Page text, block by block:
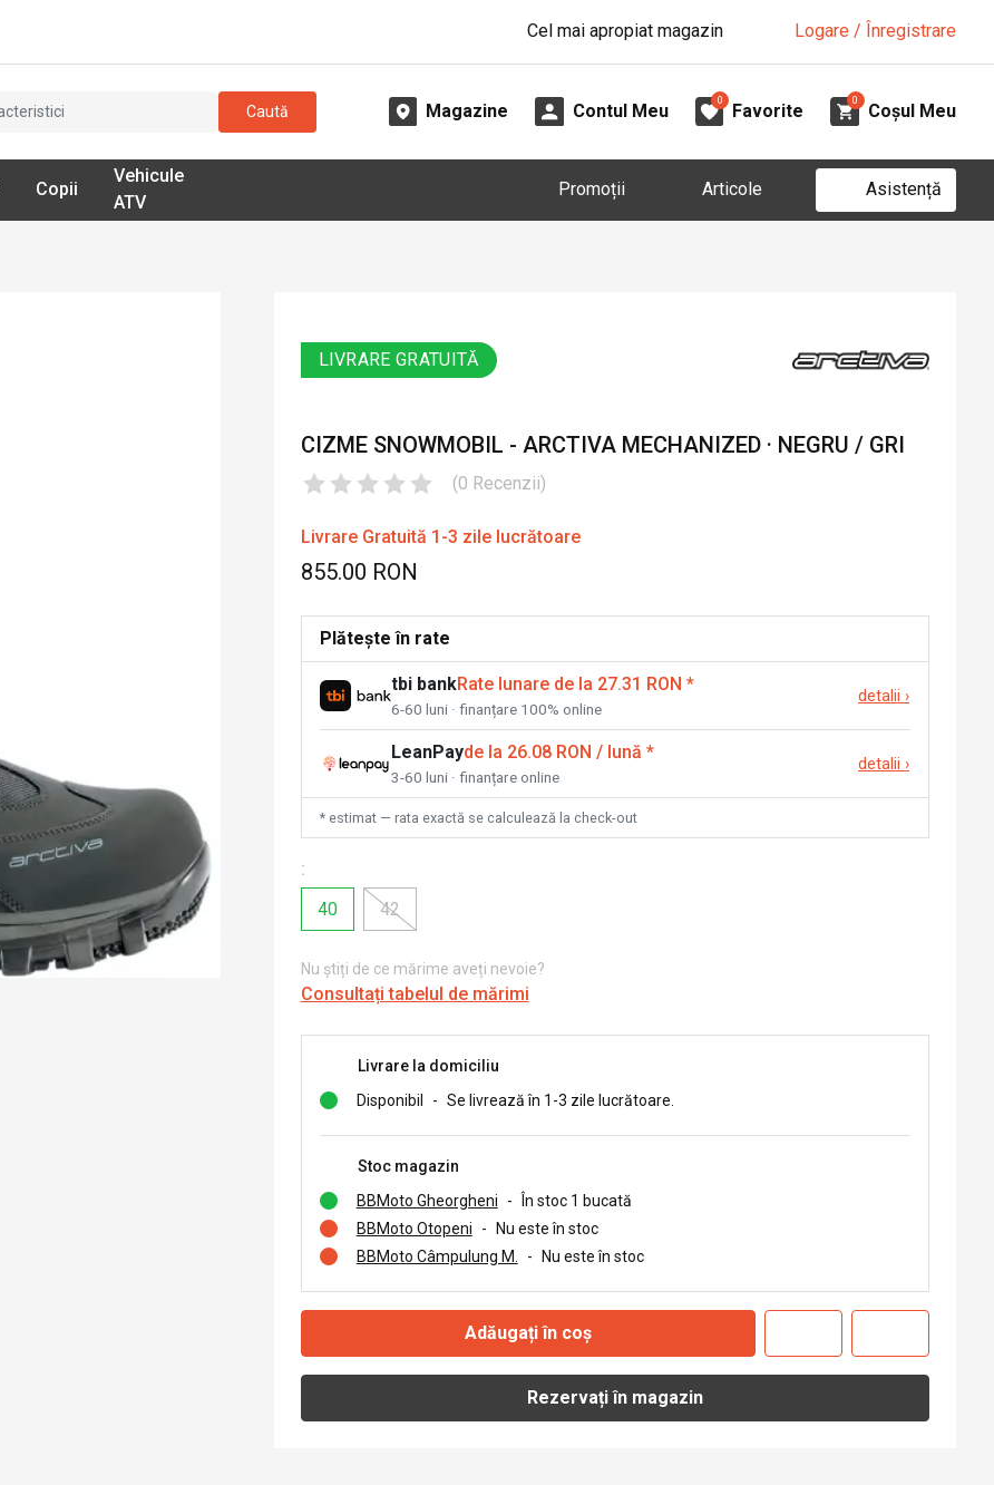
Cel mai apropiat magazin Logare / Înregistrare
Caută Magazine Contul Meu
0
Favorite
0
Coșul Meu
Copii
Vehicule
ATV
Promoții Articole Asistență
LIVRARE GRATUITĂ
CIZME SNOWMOBIL - ARCTIVA MECHANIZED · NEGRU / GRI
(0 Recenzii)
Livrare Gratuită 1-3 zile lucrătoare
855.00 RON
Plătește în rate
tbi bankRate lunare de la 27.31 RON *
6-60 luni · finanțare 100% online
detalii ›
LeanPayde la 26.08 RON / lună *
3-60 luni · finanțare online
detalii ›
* estimat — rata exactă se calculează la check-out
:
40
42
Nu știți de ce mărime aveți nevoie?
Consultați tabelul de mărimi
Livrare la domiciliu
Disponibil
- Se livrează în 1-3 zile lucrătoare.
Stoc magazin
BBMoto Gheorgheni
-
În stoc 1 bucată
BBMoto Otopeni
-
Nu este în stoc
BBMoto Câmpulung M.
- Nu este în stoc
Adăugați în coș
Rezervați în magazin